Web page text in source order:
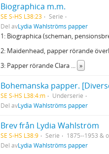
Biographica m.m.
SE S-HS L38:23
Serie
Del avLydia Wahlströms papper
1: Biographica (scheman,
2: Maidenhead, papper rörande
3: Papper rörande Clara
»
SE S-HS L38:4:m
Underserie
Del avLydia Wahlströms papper
Brev från Lydia Wahlström
SE S-HS L38:9 Serie
1875--1953 &
Del avLydia Wahlströms papper